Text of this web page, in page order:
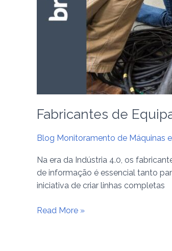
Fabricantes de
Blog Monitoramento de Máquinas
Na era da Indústria 4.0, os
de informação é essencial tanto
iniciativa de criar linhas completas
Read More »